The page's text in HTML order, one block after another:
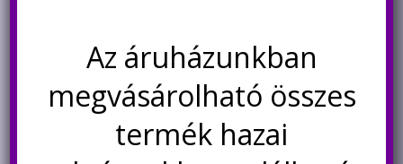
Az áruházunkban
megvásárolható összes
termék hazai